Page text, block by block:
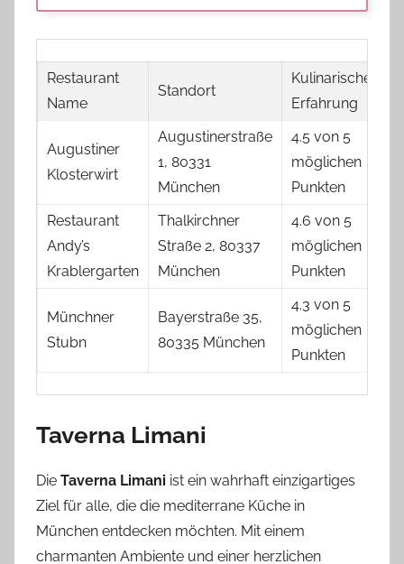
Restaurant
Name
Standort
Kulinarische
Erfahrung
Augustiner
Klosterwirt
Augustinerstraße
1, 80331
München
4.5 von 5
möglichen
Punkten
Restaurant
Andy’s
Krablergarten
Thalkirchner
Straße 2, 80337
München
4.6 von 5
möglichen
Punkten
Münchner
Stubn
Bayerstraße 35,
80335 München
4.3 von 5
möglichen
Punkten
Taverna Limani
Die Taverna Limani ist ein wahrhaft einzigartiges
Ziel für alle, die die mediterrane Küche in
München entdecken möchten. Mit einem
charmanten Ambiente und einer herzlichen